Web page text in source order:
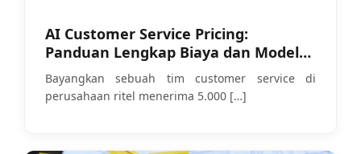
AI Customer Service Pricing:
Panduan Lengkap Biaya dan Model
Harga di 2026
Bayangkan sebuah tim customer service di
perusahaan ritel menerima 5.000 […]